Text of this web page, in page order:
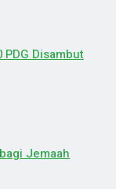
Disambut
Jemaah